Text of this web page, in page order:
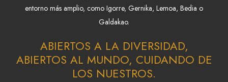
entorno más amplio, como Igorre, Gernika, Lemoa, Bedia o
Galdakao.
ABIERTOS A LA DIVERSIDAD,
ABIERTOS AL MUNDO, CUIDANDO DE
LOS NUESTROS.